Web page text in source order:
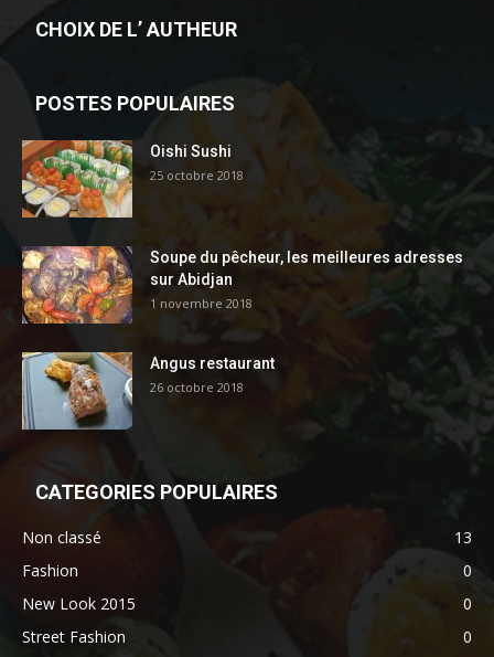
CHOIX DE L’ AUTHEUR
POSTES POPULAIRES
Oishi Sushi
25 octobre 2018
Soupe du pêcheur, les meilleures adresses
sur Abidjan
1 novembre 2018
Angus restaurant
26 octobre 2018
CATEGORIES POPULAIRES
Non classé
13
Fashion
0
New Look 2015
0
Street Fashion
0